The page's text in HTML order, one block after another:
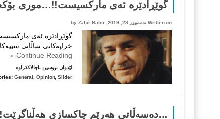
گوێڕادێرە ئەی مارکسیست!!…موری
Written on تەممووز 28, 2019, by Zahir Bahir
خراپەکانی ساڵانی
Continue Reading »
لێدوان نووسین ناچالاککراوەلە
بۆکچین-١-
General Opinion Slider
…دەسەڵاتی هەرێم چاکسازی